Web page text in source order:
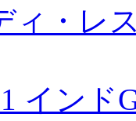
ィ・レ
イン